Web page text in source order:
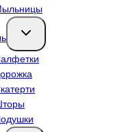
Переключить
дочернее